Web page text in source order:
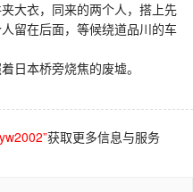
大衣，同来的两个人，搭上先
留在后面，等候绕道品川的车
本桥旁烧焦的废墟。
获取更多信息与服务